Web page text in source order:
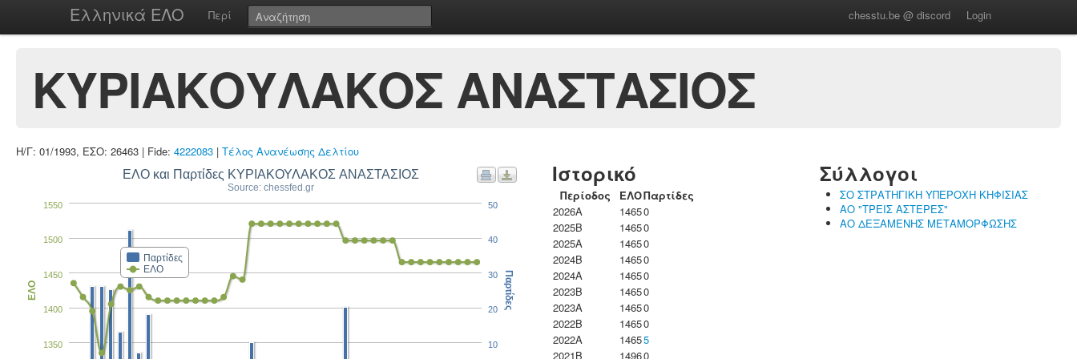
Ελληνικά ΕΛΟ Περί chesstu.be @ discord Login
ΚΥΡΙΑΚΟΥΛΑΚΟΣ ΑΝΑΣΤΑΣΙΟΣ
Η/Γ: 01/1993, ΕΣΟ: 26463 | Fide: 4222083 | Τέλος Ανανέωσης Δελτίου
ΕΛΟ και Παρτίδες ΚΥΡΙΑΚΟΥΛΑΚΟΣ ΑΝΑΣΤΑΣΙΟΣ
Source: chessfed.gr
Παρτίδες
ΕΛΟ
1350
1400
1450
1500
1550
ΕΛΟ
10
20
30
40
50
Παρτίδες
Ιστορικό
Περίοδος ΕΛΟΠαρτίδες
2026A
14650
2025B
14650
2025A
14650
2024B
14650
2024A
14650
2023B
14650
2023Α
14650
2022B
14650
2022A
14655
2021B
14960
Σύλλογοι
ΣΟ ΣΤΡΑΤΗΓΙΚΗ ΥΠΕΡΟΧΗ ΚΗΦΙΣΙΑΣ
ΑΟ "ΤΡΕΙΣ ΑΣΤΕΡΕΣ"
ΑΟ ΔΕΞΑΜΕΝΗΣ ΜΕΤΑΜΟΡΦΩΣΗΣ